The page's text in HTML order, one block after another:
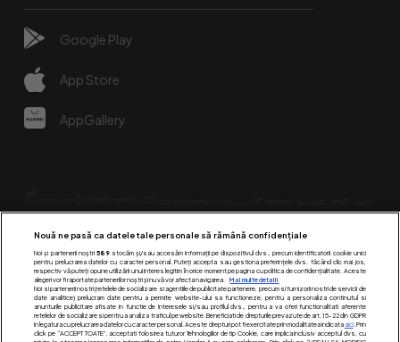
Google Play
App Store
AppGallery
Urmărește-ne pe:
Nouă ne pasă ca datele tale personale să rămână confidențiale
Noi și partenerii noștri 589stocăm și/sau accesăm informații pe dispozitivul dvs., precum identificatorii cookie unici
pentru prelucrarea datelor cu caracter personal. Puteți accepta sau gestiona preferințele dvs. făcând clic mai jos,
respectiv vă puteți opune utilizării unui interes legitim în orice moment pe pagina cu politica de confidențialitate. Aceste
alegeri vor fi raportate partenerilor noștri și nu vă vor afecta navigarea.
Mai multe detalii
Noi si partenerii nostri (retelele de socializare si agentiile de publicitate partenere, precum si furnizorii nostri de servicii de
date analitice) prelucram date pentru a permite website-ului sa functioneze, pentru a personaliza continutul si
anunturile publicitare afisate in functie de interesele si/sau profilul dvs., pentru a va oferi functionalitati aferente
retelelor de socializare si pentru a analiza traficul pe website. Beneficiati de drepturile prevazute de art. 15-22 din GDPR
in legatura cu prelucrarea datelor cu caracter personal. Aceste drepturi pot fi exercitate prin modalitatea indicataaici. Prin
click pe “ACCEPT TOATE”, acceptati folosirea tuturor Tehnologiilor de tip Cookie, care implica inclusiv acceptul dvs. cu